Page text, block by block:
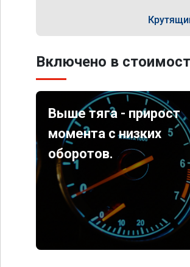
Включено в
Выше тяга - прирост
момента с низких
оборотов.